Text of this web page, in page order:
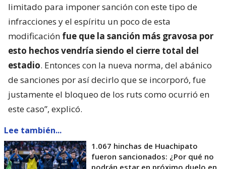
limitado para imponer sanción con este tipo de
infracciones y el espíritu un poco de esta
modificación fue que la sanción más gravosa por
esto hechos vendría siendo el cierre total del
estadio. Entonces con la nueva norma, del abánico
de sanciones por así decirlo que se incorporó, fue
justamente el bloqueo de los ruts como ocurrió en
este caso”, explicó.
Lee también...
1.067 hinchas de Huachipato
fueron sancionados: ¿Por qué no